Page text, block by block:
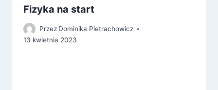
Fizyka na start
Przez Dominika Pietrachowicz
13 kwietnia 2023